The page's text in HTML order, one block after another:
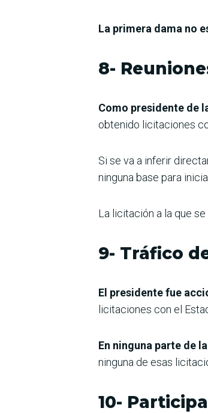
La primera dama no
8-
Como presidente de
obtenido licitaciones
Si se va a inferir
ninguna base para
La licitación a la que
9- Tráfico
El presidente fue
licitaciones con el
En ninguna parte de
ninguna de esas
10-